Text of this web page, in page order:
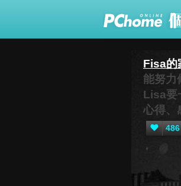
Fisa的
能努力
Lisa要
心得、
486